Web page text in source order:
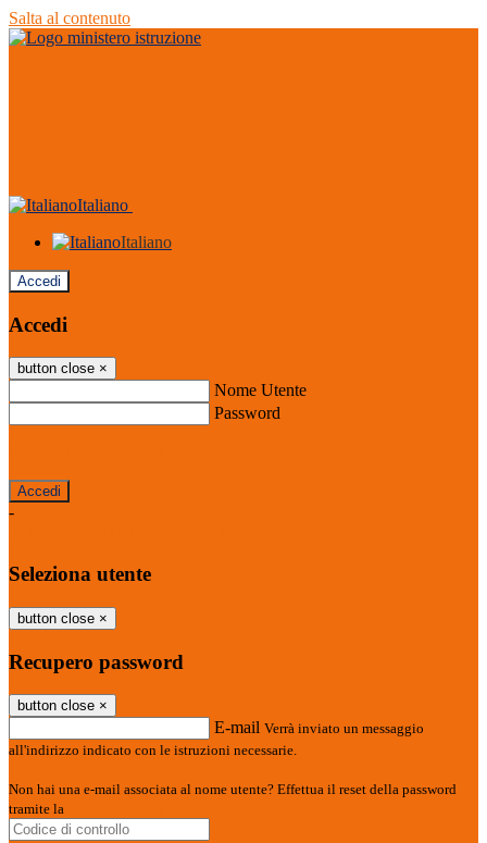
Salta al contenuto
Italiano
Italiano
Accedi
Accedi
button close ×
Nome Utente
Password
-
Seleziona utente
button close ×
Recupero password
button close ×
E-mail Verrà inviato un messaggio
all'indirizzo indicato con le istruzioni necessarie.
Non hai una e-mail associata al nome utente? Effettua il reset della password
tramite la